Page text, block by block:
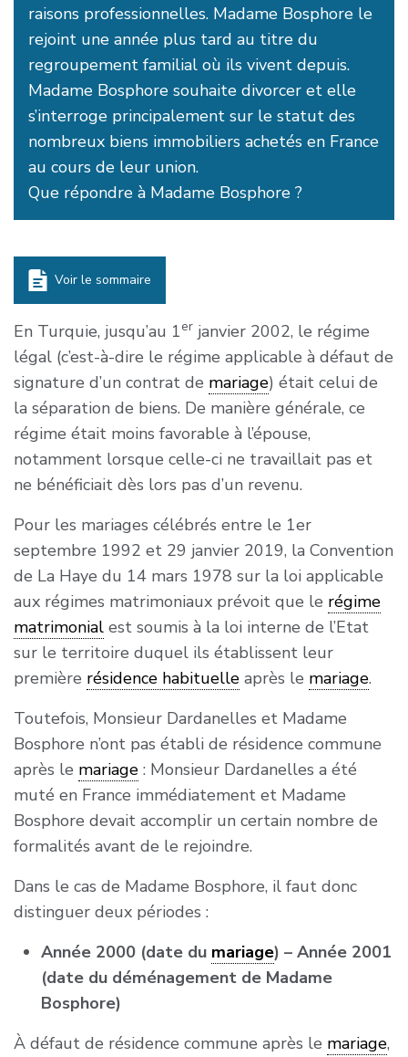
raisons professionnelles. Madame Bosphore le
rejoint une année plus tard au titre du
regroupement familial où ils vivent depuis.
Madame Bosphore souhaite divorcer et elle
s’interroge principalement sur le statut des
nombreux biens immobiliers achetés en France
au cours de leur union.
Que répondre à Madame Bosphore ?
Voir le sommaire
En Turquie, jusqu’au 1erjanvier 2002, le régime
légal (c’est-à-dire le régime applicable à défaut de
signature d’un contrat de mariage) était celui de
la séparation de biens. De manière générale, ce
régime était moins favorable à l’épouse,
notamment lorsque celle-ci ne travaillait pas et
ne bénéficiait dès lors pas d’un revenu.
Pour les mariages célébrés entre le 1er
septembre 1992 et 29 janvier 2019, la Convention
de La Haye du 14 mars 1978 sur la loi applicable
aux régimes matrimoniaux prévoit que le régime
matrimonialest soumis à la loi interne de l’Etat
sur le territoire duquel ils établissent leur
première résidence habituelleaprès le mariage.
Toutefois, Monsieur Dardanelles et Madame
Bosphore n’ont pas établi de résidence commune
après le mariage: Monsieur Dardanelles a été
muté en France immédiatement et Madame
Bosphore devait accomplir un certain nombre de
formalités avant de le rejoindre.
Dans le cas de Madame Bosphore, il faut donc
distinguer deux périodes :
Année 2000 (date du mariage) – Année 2001
(date du déménagement de Madame
Bosphore)
À défaut de résidence commune après le mariage,